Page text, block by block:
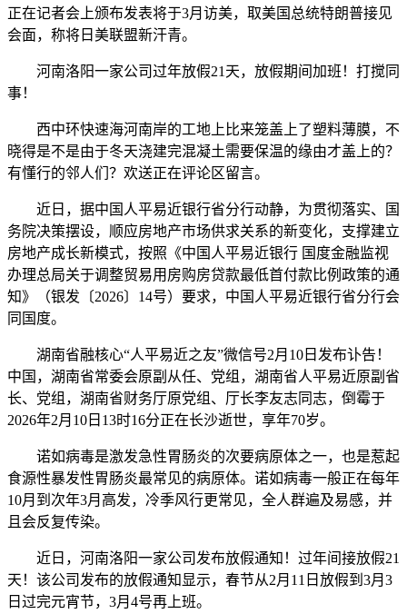
正在记者会上颁布发表将于3月访美，取美国总统特朗普接见
会面，称将日美联盟新汗青。
河南洛阳一家公司过年放假21天，放假期间加班！打搅同
事！
西中环快速海河南岸的工地上比来笼盖上了塑料薄膜，不
晓得是不是由于冬天浇建完混凝土需要保温的缘由才盖上的？
有懂行的邻人们？欢送正在评论区留言。
近日，据中国人平易近银行省分行动静，为贯彻落实、国
务院决策摆设，顺应房地产市场供求关系的新变化，支撑建立
房地产成长新模式，按照《中国人平易近银行 国度金融监视
办理总局关于调整贸易用房购房贷款最低首付款比例政策的通
知》（银发〔2026〕14号）要求，中国人平易近银行省分行会
同国度。
湖南省融核心“人平易近之友”微信号2月10日发布讣告！
中国，湖南省常委会原副从任、党组，湖南省人平易近原副省
长、党组，湖南省财务厅原党组、厅长李友志同志，倒霉于
2026年2月10日13时16分正在长沙逝世，享年70岁。
诺如病毒是激发急性胃肠炎的次要病原体之一，也是惹起
食源性暴发性胃肠炎最常见的病原体。诺如病毒一般正在每年
10月到次年3月高发，冷季风行更常见，全人群遍及易感，并
且会反复传染。
近日，河南洛阳一家公司发布放假通知！过年间接放假21
天！该公司发布的放假通知显示，春节从2月11日放假到3月3
日过完元宵节，3月4号再上班。